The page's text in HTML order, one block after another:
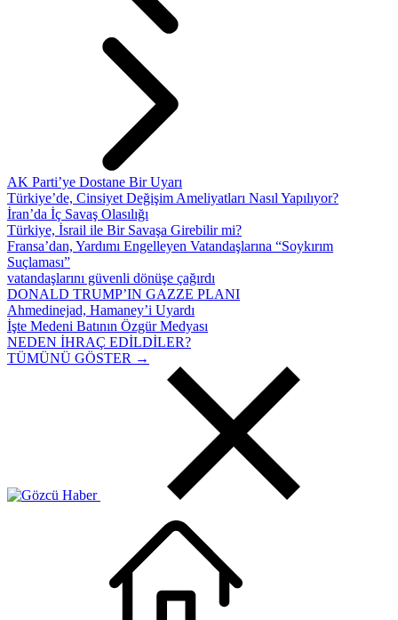
AK Parti’ye Dostane Bir Uyarı
Türkiye’de, Cinsiyet Değişim Ameliyatları Nasıl Yapılıyor?
İran’da İç Savaş Olasılığı
Türkiye, İsrail ile Bir Savaşa Girebilir mi?
Fransa’dan, Yardımı Engelleyen Vatandaşlarına “Soykırım
Suçlaması”
vatandaşlarını güvenli dönüşe çağırdı
DONALD TRUMP’IN GAZZE PLANI
Ahmedinejad, Hamaney’i Uyardı
İşte Medeni Batının Özgür Medyası
NEDEN İHRAÇ EDİLDİLER?
TÜMÜNÜ GÖSTER →